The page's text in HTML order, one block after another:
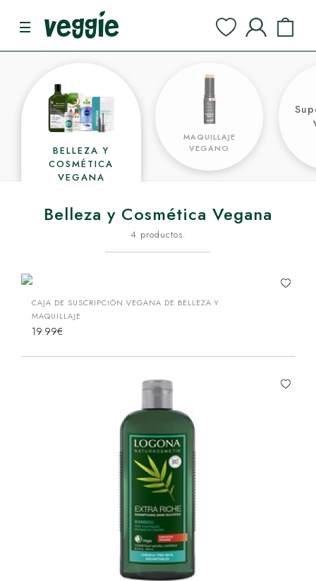
BELLEZA Y
COSMÉTICA
VEGANA
MAQUILLAJE
VEGANO
Belleza y Cosmética Vegana
4 productos.
CAJA DE SUSCRIPCIÓN VEGANA DE BELLEZA Y
MAQUILLAJE
19.99€